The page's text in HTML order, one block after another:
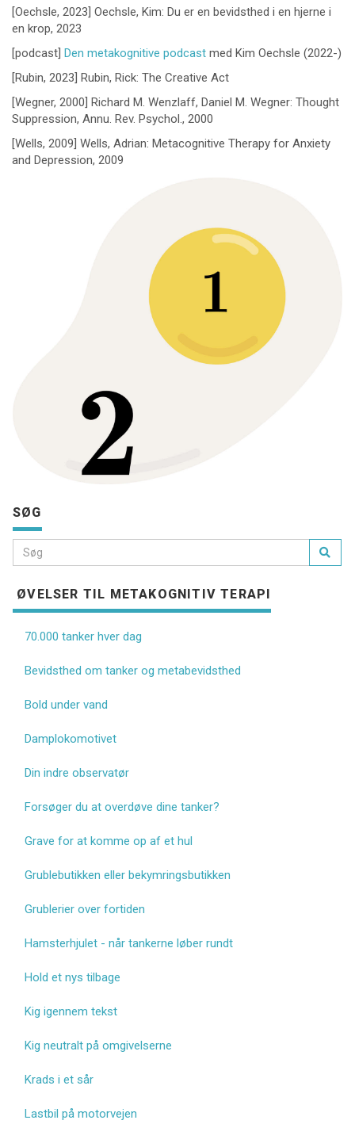
[Oechsle, 2023] Oechsle, Kim: Du er en bevidsthed i en hjerne i
en krop, 2023
[podcast] Den metakognitive podcast med Kim Oechsle (2022-)
[Rubin, 2023] Rubin, Rick: The Creative Act
[Wegner, 2000] Richard M. Wenzlaff, Daniel M. Wegner: Thought
Suppression, Annu. Rev. Psychol., 2000
[Wells, 2009] Wells, Adrian: Metacognitive Therapy for Anxiety
and Depression, 2009
SØG
ØVELSER TIL METAKOGNITIV TERAPI
70.000 tanker hver dag
Bevidsthed om tanker og metabevidsthed
Bold under vand
Damplokomotivet
Din indre observatør
Forsøger du at overdøve dine tanker?
Grave for at komme op af et hul
Grublebutikken eller bekymringsbutikken
Grublerier over fortiden
Hamsterhjulet - når tankerne løber rundt
Hold et nys tilbage
Kig igennem tekst
Kig neutralt på omgivelserne
Krads i et sår
Lastbil på motorvejen